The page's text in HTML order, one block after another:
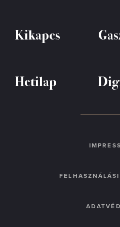
Kikapcs
Hetilap